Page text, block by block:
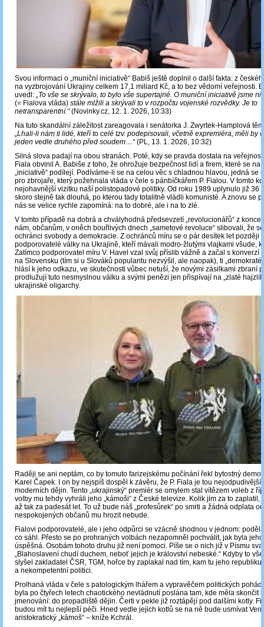
Svou informaci o „muniční iniciativě“ Babiš ještě doplnil o další fakta: z
na vyzbrojování Ukrajiny celkem 17,1 miliard Kč, a to bez vědomí veřejnosti.
uvedl: „To vše se skrývalo, to bylo vše supertajné. O muniční iniciativě jsme
(= Fialova vláda) stále mlžili a skrývali to v rozpočtu vojenské rozvědky. Je to
netransparentní.“(Novinky.cz, 12. 1. 2026, 10:33)
Na tuto skandální záležitost zareagovala i senátorka J. Zwyrtek-Hamplová
„Lhali-li nám ti lidé, kteří to celé tzv. podepisovali, včetně expremiéra, měli by
jeden vedle druhého před soudem…“(PL, 13. 1. 2026, 10:32)
Silná slova padají na obou stranách. Poté, kdy se pravda dostala na
Fiala obvinil A. Babiše z toho, že ohrožuje bezpečnost lidí a firem, které se na
„iniciativě“ podílejí. Podíváme-li se na celou věc s chladnou hlavou, jedná se
pro zbrojaře, který požehnala vláda v čele s pánbíčkářem P. Fialou. V tomto
nejohavnější vizitku naší polistopadové politiky. Od roku 1989 uplynulo již 36
skoro stejně tak dlouhá, po kterou tady totalitně vládli komunisté. A znovu se
nás se velice rychle zapomíná: na to dobré, ale i na to zlé.
V tomto případě na dobrá a chvályhodná předsevzetí „revolucionářů“ z konce
nám, občanům, v oněch bouřlivých dnech „sametové revoluce“ slibovali, že
ochránci svobody a demokracie. Z ochránců míru se o pár desítek let později
podporovatelé války na Ukrajině, kteří mávali modro-žlutými vlajkami všude,
Zatímco podporovatel míru V. Havel vzal svůj příslib vážně a začal s konverzí
na Slovensku (tím si u Slováků popularitu nezvýšil, ale naopak), ti
hlásí k jeho odkazu, ve skutečnosti vůbec netuší, že novými zásilkami zbraní
prodlužují tuto nesmyslnou válku a svými penězi jen přispívají na „zlaté
ukrajinské oligarchy.
Raději se ani neptám, co by tomuto farizejskému počínání řekl bytostný
Karel Čapek. I on by nejspíš dospěl k závěru, že P. Fiala je tou nejodpudivější
moderních dějin. Tento „ukrajinský“ premiér se omylem stal vítězem voleb z
volby mu tehdy vyhráli jeho „kámoši“ z České televize. Kolik jim za to zaplatil,
až tak za padesát let. To už bude náš „profesůrek“ po smrti a žádná odplata od
nespokojených občanů mu hrozit nebude.
Fialovi podporovatelé, ale i jeho odpůrci se vzácně shodnou v jednom:
co sáhl. Přesto se po prohraných volbách nezapomněl pochválit, jak byla
úspěšná. Osobám tohoto druhu již není pomoci. Píše se o nich již v Písmu
„Blahoslavení chudí duchem, neboť jejich je království nebeské.“ Kdyby to
slyšel zakladatel ČSR, TGM, hořce by zaplakal nad tím, kam tu jeho
a nekompetentní politici.
Prolhaná vláda v čele s patologickým lhářem a vypravěčem politických
byla po čtyřech letech chaotického nevládnutí poslána tam, kde měla skončit
jmenování: do propadliště dějin. Čerti v pekle již roztápějí pod dalšími kotly.
budou mít tu nejlepší péči. Hned vedle jejich kotlů se na ně bude usmívat
aristokratický „kámoš“ – kníže Kchrál.